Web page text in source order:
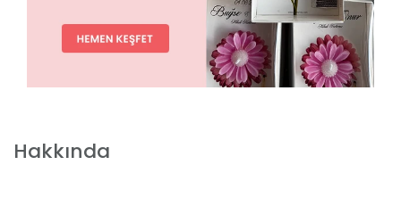
Hakkında